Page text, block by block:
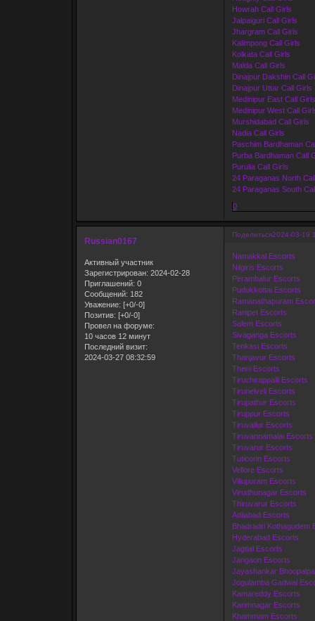
Howrah Call Girls
Jalpaiguri Call Girls
Jhargram Call Girls
Kalimpong Call Girls
Kolkata Call Girls
Malda Call Girls
Dinajpur Dakshin Call
Dinajpur Uttar Call Girls
Medinipur East Call Girls
Medinipur West Call
Murshidabad Call Girls
Nadia Call Girls
Paschim Bardhaman
Purba Bardhaman Call
Purulia Call Girls
24 Paraganas North
24 Paraganas South
0
Поделиться2024-03-19
Russian0167
Активный участник
Зарегистрирован: 2024-02-28
Приглашений: 0
Сообщений: 182
Уважение: [+0/-0]
Позитив: [+0/-0]
Провел на форуме:
10 часов 12 минут
Последний визит:
2024-03-27 08:32:59
Namakkal Escorts
Nilgiris Escorts
Perambalur Escorts
Pudukkottai Escorts
Ramanathapuram
Ranipet Escorts
Salem Escorts
Sivaganga Escorts
Tenkasi Escorts
Thanjavur Escorts
Theni Escorts
Tiruchirappalli Escorts
Tirunelveli Escorts
Tirupathur Escorts
Tiruppur Escorts
Tiruvallur Escorts
Tiruvannamalai Escorts
Tiruvarur Escorts
Tuticorin Escorts
Vellore Escorts
Villupuram Escorts
Virudhunagar Escorts
Thiruvarur Escorts
Adilabad Escorts
Bhadradri Kothagudem
Hyderabad Escorts
Jagtial Escorts
Jangaon Escorts
Jayashankar
Jogulamba Gadwal
Kamareddy Escorts
Karimnagar Escorts
Khammam Escorts